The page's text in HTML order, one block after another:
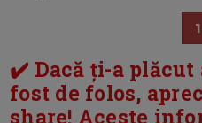
1
✔️ Dacă ți-a
fost de folos,
share! Aceste